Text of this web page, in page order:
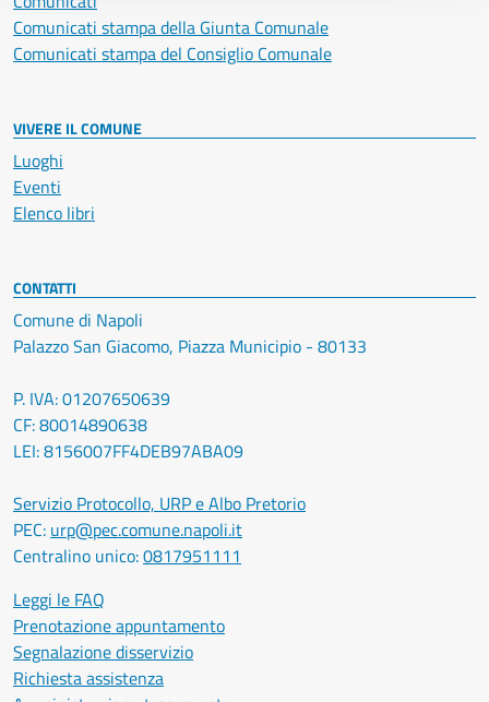
Comunicati stampa della Giunta Comunale
Comunicati stampa del Consiglio Comunale
VIVERE IL COMUNE
Luoghi
Eventi
Elenco libri
CONTATTI
Comune di Napoli
Palazzo San Giacomo, Piazza Municipio - 80133
P. IVA: 01207650639
CF: 80014890638
LEI: 8156007FF4DEB97ABA09
Servizio Protocollo, URP e Albo Pretorio
PEC: urp@pec.comune.napoli.it
Centralino unico:0817951111
Leggi le FAQ
Prenotazione appuntamento
Segnalazione disservizio
Richiesta assistenza